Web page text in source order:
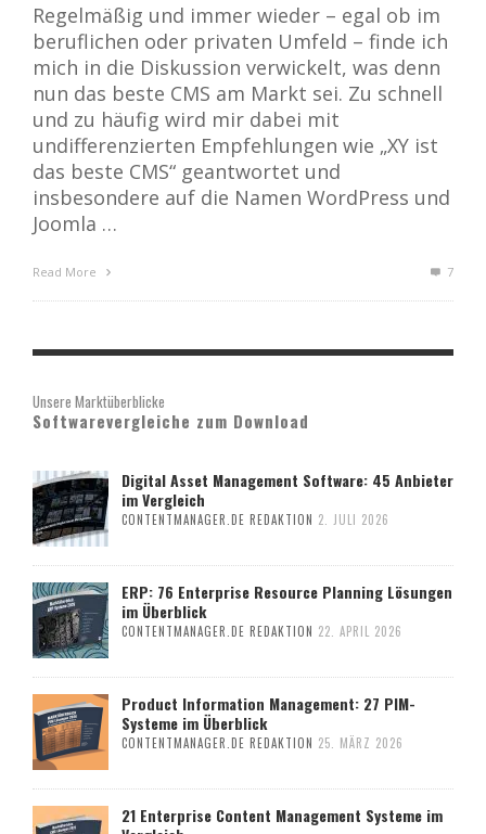
Regelmäßig und immer wieder – egal ob im
beruflichen oder privaten Umfeld – finde ich
mich in die Diskussion verwickelt, was denn
nun das beste CMS am Markt sei. Zu schnell
und zu häufig wird mir dabei mit
undifferenzierten Empfehlungen wie „XY ist
das beste CMS“ geantwortet und
insbesondere auf die Namen WordPress und
Joomla …
Read More 7
Unsere Marktüberblicke
Softwarevergleiche zum Download
Digital Asset Management Software: 45 Anbieter
im Vergleich
CONTENTMANAGER.DE REDAKTION 2. JULI 2026
ERP: 76 Enterprise Resource Planning Lösungen
im Überblick
CONTENTMANAGER.DE REDAKTION 22. APRIL 2026
Product Information Management: 27 PIM-
Systeme im Überblick
CONTENTMANAGER.DE REDAKTION 25. MÄRZ 2026
21 Enterprise Content Management Systeme im